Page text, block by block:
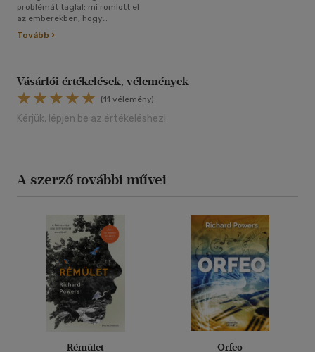
problémát taglal: mi romlott el
az emberekben, hogy
nemtörődömségből elpusztítják
Tovább ›
Vásárlói értékelések, vélemények
(11 vélemény)
Kérjük, lépjen be az értékeléshez!
A szerző további művei
Rémület Orfeo